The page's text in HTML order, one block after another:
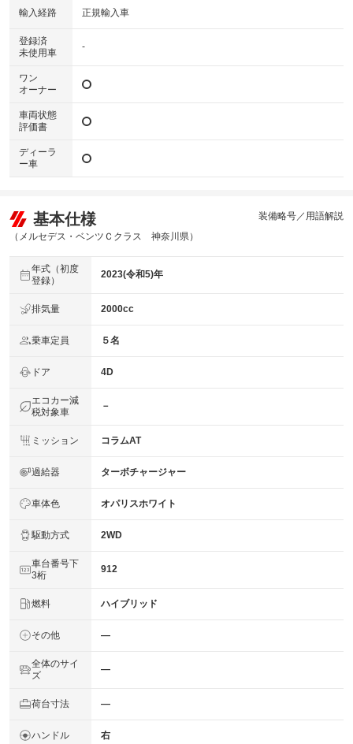
輸入経路 正規輸入車
登録済
未使用車
-
ワン
オーナー
車両状態
評価書
ディーラ
ー車
基本仕様
（メルセデス・ベンツＣクラス 神奈川県）
装備略号／用語解説
年式（初度
登録）
2023(令和5)年
排気量 2000cc
乗車定員 ５名
ドア 4D
エコカー減
税対象車
－
ミッション コラムAT
過給器 ターボチャージャー
車体色 オパリスホワイト
駆動方式 2WD
車台番号下
3桁
912
燃料 ハイブリッド
その他 ―
全体のサイ
ズ
―
荷台寸法 ―
ハンドル 右